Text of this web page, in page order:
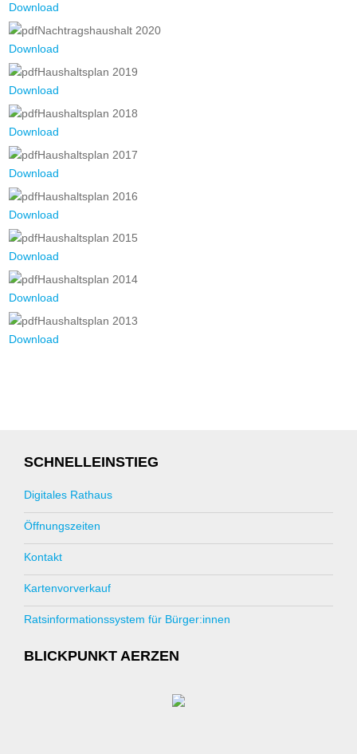
Download
Nachtragshaushalt 2020
Download
Haushaltsplan 2019
Download
Haushaltsplan 2018
Download
Haushaltsplan 2017
Download
Haushaltsplan 2016
Download
Haushaltsplan 2015
Download
Haushaltsplan 2014
Download
Haushaltsplan 2013
Download
SCHNELLEINSTIEG
Digitales Rathaus
Öffnungszeiten
Kontakt
Kartenvorverkauf
Ratsinformationssystem für Bürger:innen
BLICKPUNKT AERZEN